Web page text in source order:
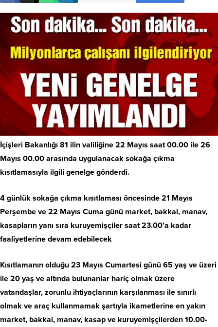
İçişleri Bakanlığı 81 ilin valiliğine 22 Mayıs saat 00.00 ile 26
Mayıs 00.00 arasında uygulanacak sokağa çıkma
kısıtlamasıyla ilgili genelge gönderdi.
4 günlük sokağa çıkma kısıtlaması öncesinde 21 Mayıs
Perşembe ve 22 Mayıs Cuma günü market, bakkal, manav,
kasapların yanı sıra kuruyemişçiler saat 23.00’a kadar
faaliyetlerine devam edebilecek
Kısıtlamanın olduğu 23 Mayıs Cumartesi günü 65 yaş ve üzeri
ile 20 yaş ve altında bulunanlar hariç olmak üzere
vatandaşlar, zorunlu ihtiyaçlarının karşılanması ile sınırlı
olmak ve araç kullanmamak şartıyla ikametlerine en yakın
market, bakkal, manav, kasap ve kuruyemişçilerden 10.00-